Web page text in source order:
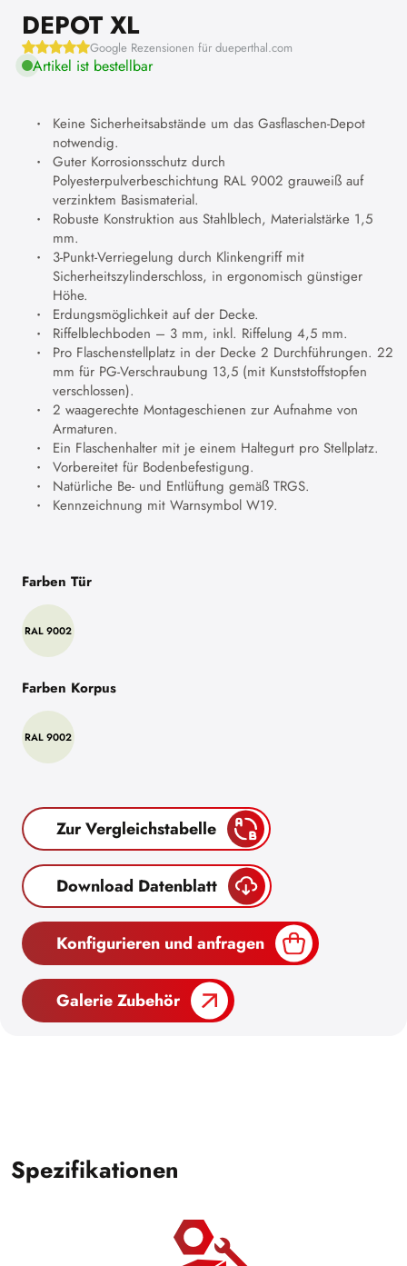
DEPOT XL
Google Rezensionen für dueperthal.com
Artikel ist bestellbar
Keine Sicherheitsabstände um das Gasflaschen-Depot
notwendig.
Guter Korrosionsschutz durch
Polyesterpulverbeschichtung RAL 9002 grauweiß auf
verzinktem Basismaterial.
Robuste Konstruktion aus Stahlblech, Materialstärke 1,5
mm.
3-Punkt-Verriegelung durch Klinkengriff mit
Sicherheitszylinderschloss, in ergonomisch günstiger
Höhe.
Erdungsmöglichkeit auf der Decke.
Riffelblechboden – 3 mm, inkl. Riffelung 4,5 mm.
Pro Flaschenstellplatz in der Decke 2 Durchführungen. 22
mm für PG-Verschraubung 13,5 (mit Kunststoffstopfen
verschlossen).
2 waagerechte Montageschienen zur Aufnahme von
Armaturen.
Ein Flaschenhalter mit je einem Haltegurt pro Stellplatz.
Vorbereitet für Bodenbefestigung.
Natürliche Be- und Entlüftung gemäß TRGS.
Kennzeichnung mit Warnsymbol W19.
Farben Tür
RAL 9002
Farben Korpus
RAL 9002
Zur Vergleichstabelle
Download Datenblatt
Konfigurieren und anfragen
Galerie Zubehör
Spezifikationen